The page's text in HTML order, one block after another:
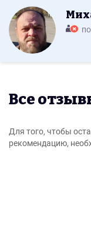
Все
Для того, чтобы
рекомендацию,